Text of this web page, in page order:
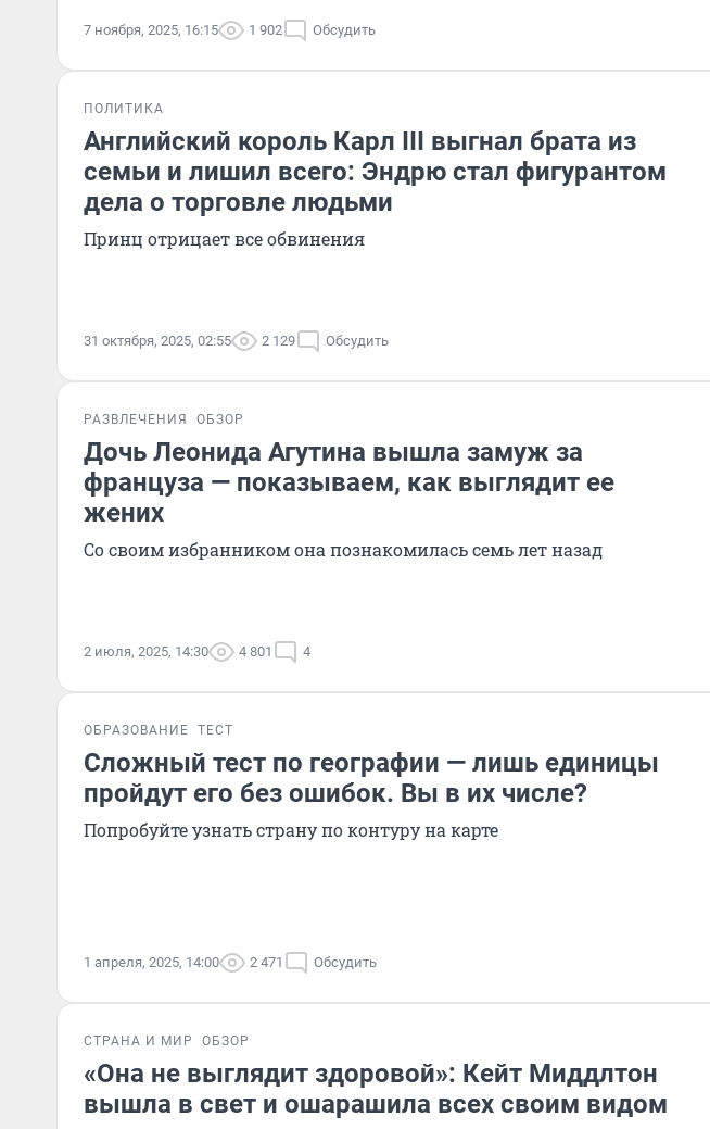
7 ноября, 2025, 16:15 1 902 Обсудить
ПОЛИТИКА
Английский король Карл III выгнал брата из
семьи и лишил всего: Эндрю стал фигурантом
дела о торговле людьми
Принц отрицает все обвинения
31 октября, 2025, 02:55 2 129 Обсудить
РАЗВЛЕЧЕНИЯ ОБЗОР
Дочь Леонида Агутина вышла замуж за
француза — показываем, как выглядит ее
жених
Со своим избранником она познакомилась семь лет назад
2 июля, 2025, 14:30 4 801 4
ОБРАЗОВАНИЕ ТЕСТ
Сложный тест по географии — лишь единицы
пройдут его без ошибок. Вы в их числе?
Попробуйте узнать страну по контуру на карте
1 апреля, 2025, 14:00 2 471 Обсудить
СТРАНА И МИР ОБЗОР
«Она не выглядит здоровой»: Кейт Миддлтон
вышла в свет и ошарашила всех своим видом